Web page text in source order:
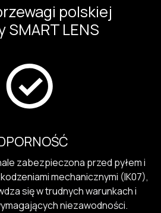
polskiej
SMART LENS
zabezpieczona przed pyłem i
mechanicznymi (IK07),
się w trudnych warunkach i
niezawodności.